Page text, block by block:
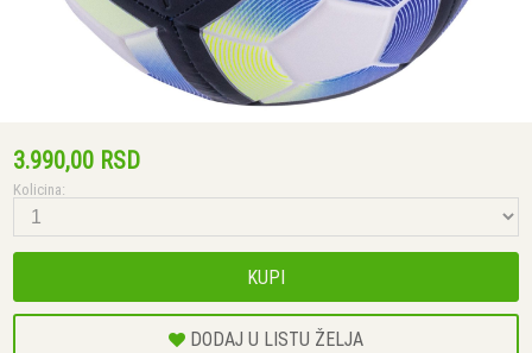
3.990,00 RSD
Kolicina:
KUPI
DODAJ U LISTU ŽELJA